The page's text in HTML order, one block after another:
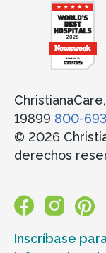
19899 800-
© 2026
derechos
Inscríbase